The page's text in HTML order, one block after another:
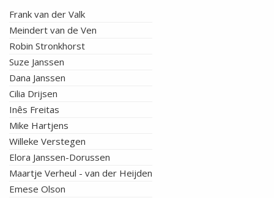
Frank van der Valk
Meindert van de Ven
Robin Stronkhorst
Suze Janssen
Dana Janssen
Cilia Drijsen
Inês Freitas
Mike Hartjens
Willeke Verstegen
Elora Janssen-Dorussen
Maartje Verheul - van der Heijden
Emese Olson